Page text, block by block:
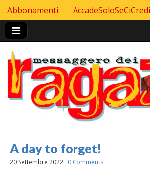
Header Top menu
Skip to content
Abbonamenti AccadeSoloSeCiCredi
A day to forget!
20 Settembre 2022 0 Comments